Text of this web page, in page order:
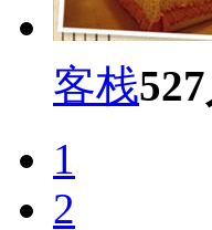
客栈527
1
2